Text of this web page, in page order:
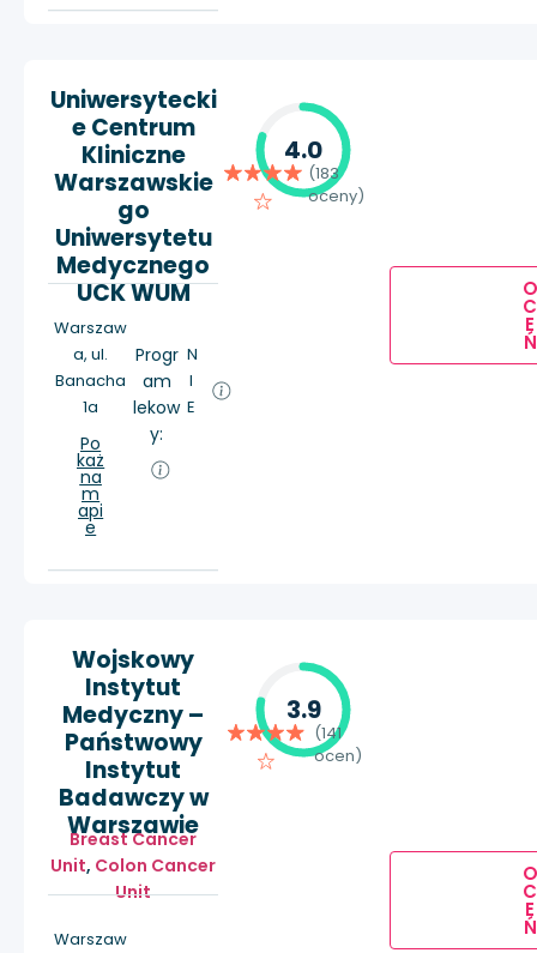
Uniwersytecki
e Centrum
Kliniczne
Warszawskie
go
Uniwersytetu
Medycznego
UCK WUM
Warszaw
a, ul.
Banacha
1a
Po
każ
na
m
api
e
Progr
am
lekow
y:
N
I
E
4.0
(183
oceny)
O
C
E
Ń
Wojskowy
Instytut
Medyczny –
Państwowy
Instytut
Badawczy w
Warszawie
Breast Cancer
Unit, Colon Cancer
Unit
Warszaw
3.9
(141
ocen)
O
C
E
Ń